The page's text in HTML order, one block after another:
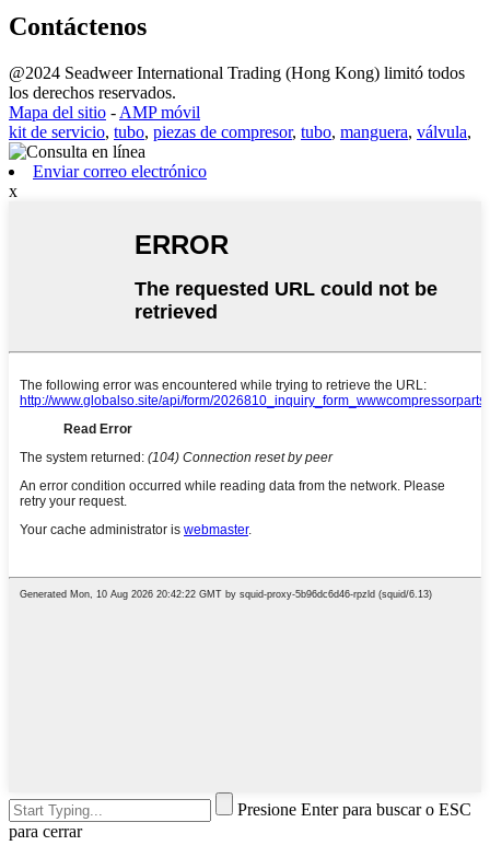
Contáctenos
@2024 Seadweer International Trading (Hong Kong) limitó todos
los derechos reservados.
Mapa del sitio - AMP móvil
kit de servicio, tubo, piezas de compresor, tubo, manguera, válvula,
Enviar correo electrónico
x
Presione Enter para buscar o ESC
para cerrar